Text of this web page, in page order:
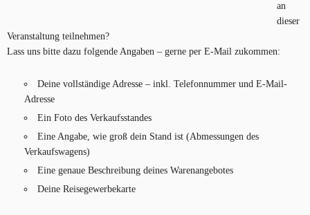
an
dieser
Veranstaltung teilnehmen?
Lass uns bitte dazu folgende Angaben – gerne per E-Mail zukommen:
Deine vollständige Adresse – inkl. Telefonnummer und E-Mail-
Adresse
Ein Foto des Verkaufsstandes
Eine Angabe, wie groß dein Stand ist (Abmessungen des
Verkaufswagens)
Eine genaue Beschreibung deines Warenangebotes
Deine Reisegewerbekarte